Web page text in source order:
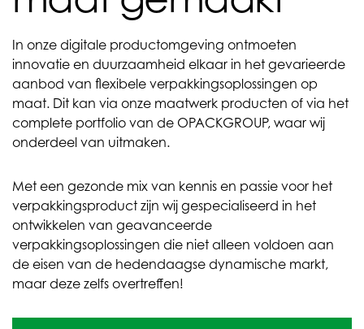
In onze digitale productomgeving ontmoeten
innovatie en duurzaamheid elkaar in het gevarieerde
aanbod van flexibele verpakkingsoplossingen op
maat. Dit kan via onze maatwerk producten of via het
complete portfolio van de OPACKGROUP, waar wij
onderdeel van uitmaken.
Met een gezonde mix van kennis en passie voor het
verpakkingsproduct zijn wij gespecialiseerd in het
ontwikkelen van geavanceerde
verpakkingsoplossingen die niet alleen voldoen aan
de eisen van de hedendaagse dynamische markt,
maar deze zelfs overtreffen!